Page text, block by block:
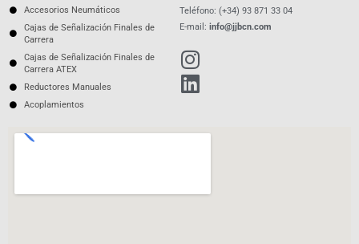
Accesorios Neumáticos
Cajas de Señalización Finales de
Carrera
Cajas de Señalización Finales de
Carrera ATEX
Reductores Manuales
Acoplamientos
Teléfono: (+34) 93 871 33 04
E-mail: info@jjbcn.com